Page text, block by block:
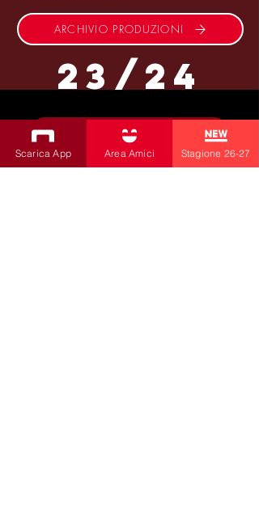
ARCHIVIO PRODUZIONI
23/24
ISCRIVITI ALLA NEWSLETTER
Produzioni
Scarica App Area Amici Stagione 26-27